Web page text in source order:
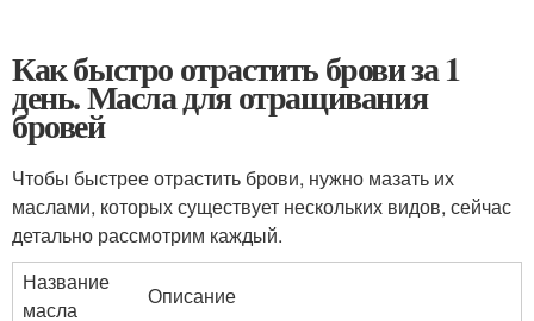
Как быстро отрастить брови за 1
день. Масла для отращивания
бровей
Чтобы быстрее отрастить брови, нужно мазать их
маслами, которых существует нескольких видов, сейчас
детально рассмотрим каждый.
Название
масла
Описание